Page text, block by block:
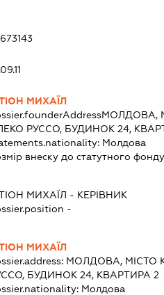
МИХАЇЛ
МОЛДОВА,
РУССО, БУДИНОК 24,
Молдова
внеску до статутного
МИХАЇЛ - КЕРІВНИК
-
МИХАЇЛ
МОЛДОВА, МІСТО
БУДИНОК 24, КВАРТИРА 2
Молдова